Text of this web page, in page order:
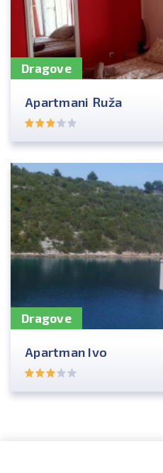
Dragove
Apartmani Ruža
Dragove
Apartman Ivo